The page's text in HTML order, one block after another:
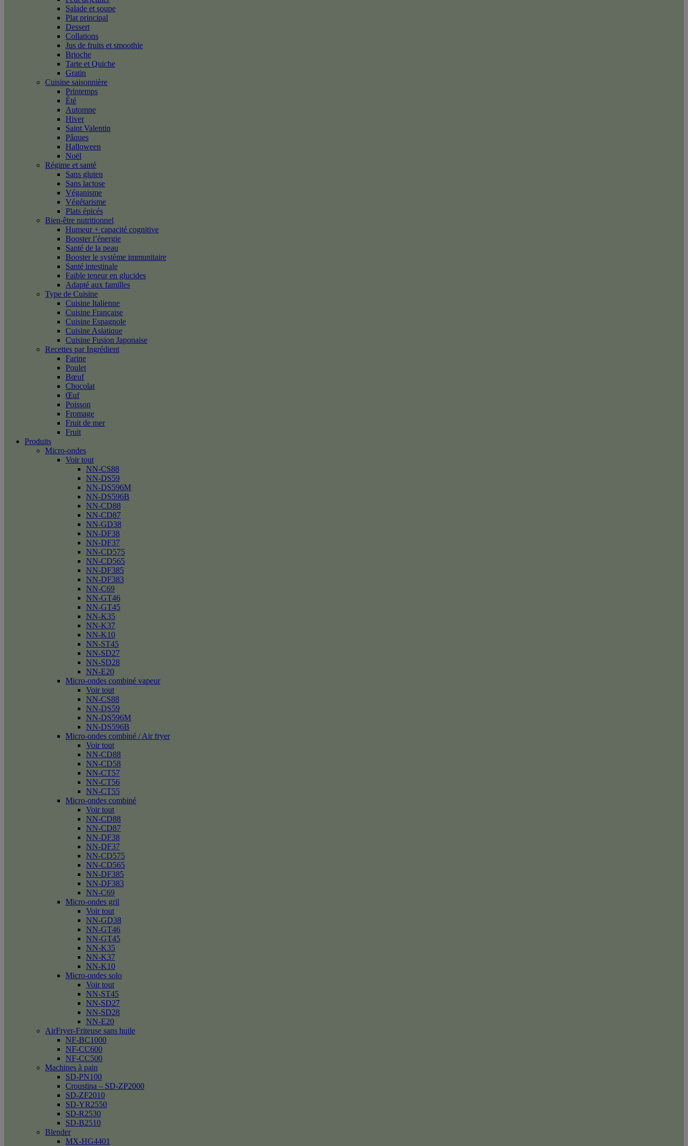
Salade et soupe
Plat principal
Dessert
Collations
Jus de fruits et smoothie
Brioche
Tarte et Quiche
Gratin
Cuisine saisonnière
Printemps
Été
Automne
Hiver
Saint Valentin
Pâques
Halloween
Noël
Régime et santé
Sans gluten
Sans lactose
Véganisme
Végétarisme
Plats épicés
Bien-être nutritionnel
Humeur + capacité cognitive
Booster l’énergie
Santé de la peau
Booster le système immunitaire
Santé intestinale
Faible teneur en glucides
Adapté aux familles
Type de Cuisine
Cuisine Italienne
Cuisine Française
Cuisine Espagnole
Cuisine Asiatique
Cuisine Fusion Japonaise
Recettes par Ingrédient
Farine
Poulet
Bœuf
Chocolat
Œuf
Poisson
Fromage
Fruit de mer
Fruit
Produits
Micro-ondes
Voir tout
NN-CS88
NN-DS59
NN-DS596M
NN-DS596B
NN-CD88
NN-CD87
NN-GD38
NN-DF38
NN-DF37
NN-CD575
NN-CD565
NN-DF385
NN-DF383
NN-C69
NN-GT46
NN-GT45
NN-K35
NN-K37
NN-K10
NN-ST45
NN-SD27
NN-SD28
NN-E20
Micro-ondes combiné vapeur
Voir tout
NN-CS88
NN-DS59
NN-DS596M
NN-DS596B
Micro-ondes combiné / Air fryer
Voir tout
NN-CD88
NN-CD58
NN-CT57
NN-CT56
NN-CT55
Micro-ondes combiné
Voir tout
NN-CD88
NN-CD87
NN-DF38
NN-DF37
NN-CD575
NN-CD565
NN-DF385
NN-DF383
NN-C69
Micro-ondes gril
Voir tout
NN-GD38
NN-GT46
NN-GT45
NN-K35
NN-K37
NN-K10
Micro-ondes solo
Voir tout
NN-ST45
NN-SD27
NN-SD28
NN-E20
AirFryer-Friteuse sans huile
NF-BC1000
NF-CC600
NF-CC500
Machines à pain
SD-PN100
Croustina – SD-ZP2000
SD-ZF2010
SD-YR2550
SD-R2530
SD-B2510
Blender
MX-HG4401